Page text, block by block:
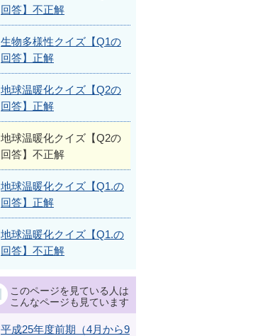
回答】不正解
生物多様性クイズ【Q1の
回答】正解
地球温暖化クイズ【Q2の
回答】正解
地球温暖化クイズ【Q2の
回答】不正解
地球温暖化クイズ【Q1.の
回答】正解
地球温暖化クイズ【Q1.の
回答】不正解
このページを見ている人は
こんなページも見ています
平成25年度前期（4月から9